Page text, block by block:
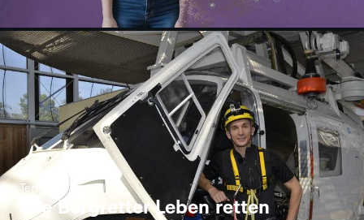
Terra X
Wie Bergretter Leben retten